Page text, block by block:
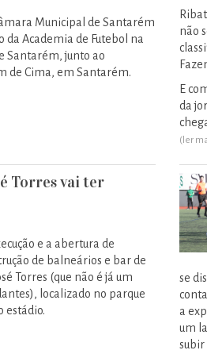
Municipal de Santarém
da Academia de Futebol na
Santarém, junto ao
de Cima, em Santarém.
não
E
da
(ler
Torres vai ter
e a abertura de
de balneários e bar de
Torres (que não é já um
localizado no parque
estádio.
se
a
um
subir